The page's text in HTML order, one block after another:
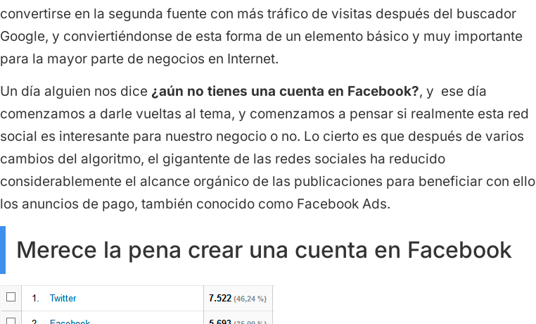
convertirse en la segunda fuente con más tráfico de visitas después del buscador
Google, y conviertiéndonse de esta forma de un elemento básico y muy importante
para la mayor parte de negocios en Internet.
Un día alguien nos dice ¿aún no tienes una cuenta en Facebook?, y ese día
comenzamos a darle vueltas al tema, y comenzamos a pensar si realmente esta red
social es interesante para nuestro negocio o no. Lo cierto es que después de varios
cambios del algoritmo, el gigantente de las redes sociales ha reducido
considerablemente el alcance orgánico de las publicaciones para beneficiar con ello
los anuncios de pago, también conocido como Facebook Ads.
Merece la pena crear una cuenta en Facebook